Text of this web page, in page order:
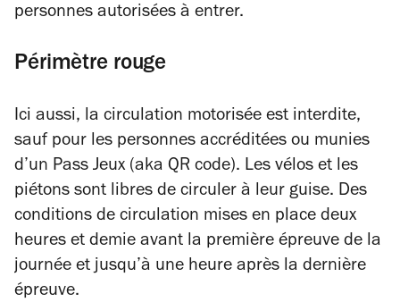
personnes autorisées à entrer.
Périmètre rouge
Ici aussi, la circulation motorisée est interdite,
sauf pour les personnes accréditées ou munies
d’un Pass Jeux (aka QR code). Les vélos et les
piétons sont libres de circuler à leur guise. Des
conditions de circulation mises en place deux
heures et demie avant la première épreuve de la
journée et jusqu’à une heure après la dernière
épreuve.